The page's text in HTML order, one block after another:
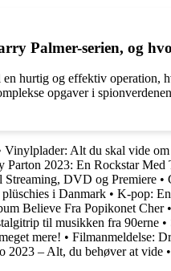
Palmer-serien, og
hurtig og effektiv operation,
opgaver i
Vinylplader: Alt du skal vide
Parton 2023: En Rockstar Med
Streaming, DVD og Premiere •
i Danmark • K-pop:
Believe Fra Popikonet Cher•
til musikken fra 90erne •
mere! • Filmanmeldelse:
2023 – Alt, du behøver at vide •